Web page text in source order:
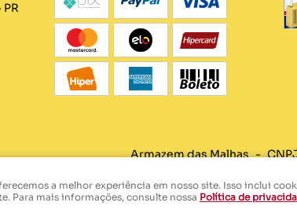
PR
Armazem das Malhas
LOJA VIRTUAL CRIADA POR
a melhor experiência em nosso site. Isso inclui
Para mais informações, consulte nossa Política de